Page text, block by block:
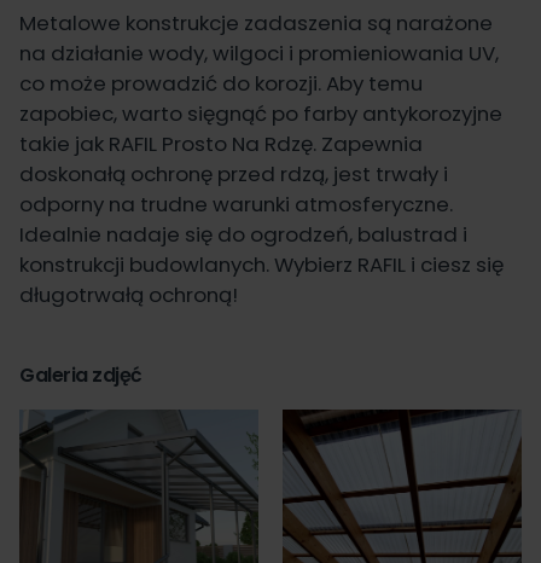
Metalowe konstrukcje zadaszenia są narażone
na działanie wody, wilgoci i promieniowania UV,
co może prowadzić do korozji. Aby temu
zapobiec, warto sięgnąć po farby antykorozyjne
takie jak RAFIL Prosto Na Rdzę. Zapewnia
doskonałą ochronę przed rdzą, jest trwały i
odporny na trudne warunki atmosferyczne.
Idealnie nadaje się do ogrodzeń, balustrad i
konstrukcji budowlanych. Wybierz RAFIL i ciesz się
długotrwałą ochroną!
Galeria zdjęć